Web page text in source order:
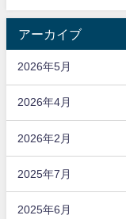
アーカイブ
2026年5月
2026年4月
2026年2月
2025年7月
2025年6月